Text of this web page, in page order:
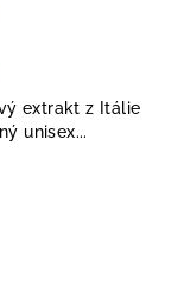
extrakt z Itálie
unisex...